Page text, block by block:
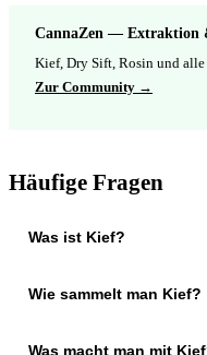
CannaZen — Extraktion
Kief, Dry Sift, Rosin und
Zur Community →
Häufige Fragen
Was ist Kief?
Wie sammelt man Kief?
Was macht man mit